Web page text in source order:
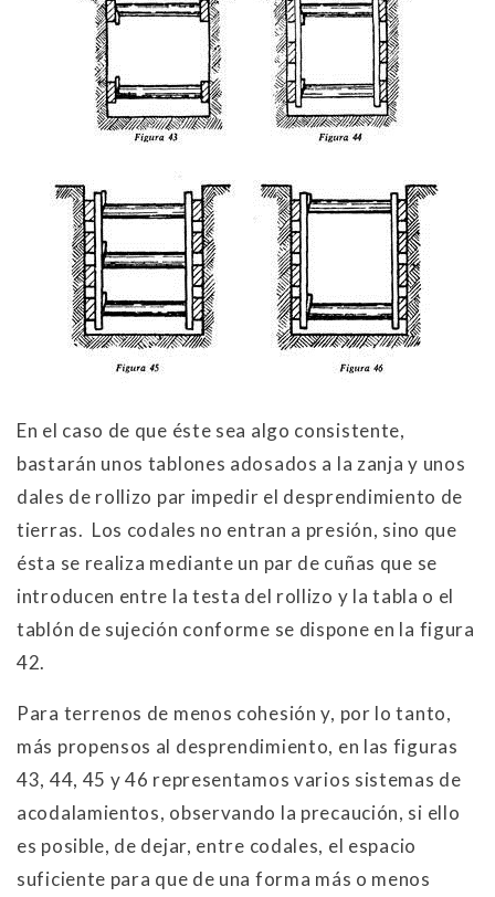
En el caso de que éste sea algo consistente,
bastarán unos tablones adosados a la zanja y unos
dales de rollizo par impedir el desprendimiento de
tierras. Los codales no entran a presión, sino que
ésta se realiza mediante un par de cuñas que se
introducen entre la testa del rollizo y la tabla o el
tablón de sujeción conforme se dispone en la figura
42.
Para terrenos de menos cohesión y, por lo tanto,
más propensos al desprendimiento, en las figuras
43, 44, 45 y 46 representamos varios sistemas de
acodalamientos, observando la precaución, si ello
es posible, de dejar, entre codales, el espacio
suficiente para que de una forma más o menos